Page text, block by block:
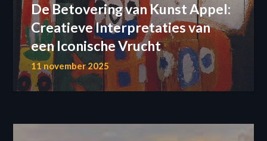
De Betovering van Kunst Appel:
Creatieve Interpretaties van
een Iconische Vrucht
11 november 2025